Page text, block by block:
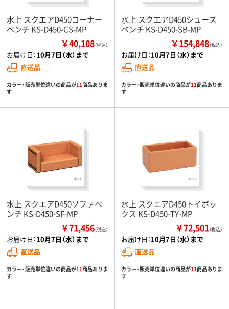
水上 スクエアD450コーナー
ベンチ KS-D450-CS-MP
￥40,108（税込）
お届け日：10月7日（水）まで
直送品
カラー・販売単位違いの商品が11商品ありま
す
水上 スクエアD450シューズ
ベンチ KS-D450-SB-MP
￥154,848（税込）
お届け日：10月7日（水）まで
直送品
カラー・販売単位違いの商品が11商品ありま
す
水上 スクエアD450ソファベ
ンチ KS-D450-SF-MP
￥71,456（税込）
お届け日：10月7日（水）まで
直送品
カラー・販売単位違いの商品が11商品ありま
す
水上 スクエアD450トイボッ
クス KS-D450-TY-MP
￥72,501（税込）
お届け日：10月7日（水）まで
直送品
カラー・販売単位違いの商品が11商品ありま
す